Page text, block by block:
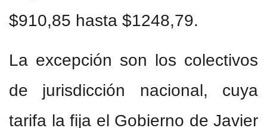
$910,85 hasta $1248,79.
La excepción son los colectivos
de jurisdicción nacional, cuya
tarifa la fija el Gobierno de Javier